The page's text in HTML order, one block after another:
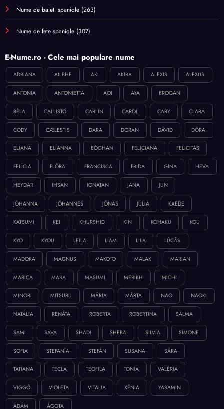
Nume de baieti spaniole (263)
Nume de fete spaniole (307)
E-Nume.ro - Cele mai populare nume
ADRIANA AILBHE AKI AKIRA ALEXIS ALEXUS
ANTONIA ANTONIETTA AOI AYA BROGAN
BÉLA CALLISTO CARLIN CAROL CARY CLARA
CODY CÆLESTIS DARA DORAN DÁVID DÓRA
ELIANA ELIANNA EÓGHAN FELICIANA FELICITÁS
FELÍCIA FLÓRA FRANCISCA FRIDA GINA HEVA
HEYDAR IHSAN IONATAN JANA JUN
JÓHANNA JÓHANNES JÓNAS JÚLIA KAEDE
KATSUMI KEI KHURSHID KIN KOHAKU KOU
KYO KYOU LEILA LIAM LILA LÚCÁS
MADOKA MAGNUS MAKOTO MALAK MARIAN
MARICA MASA MASUMI MERIKH MICHI
MINORI MITSURU MÁRIA MÁRTA NAO NAOKI
NATÁLIA RENÁTA ROBERTA ROBERTINA SALMA
SAMI SAVA SHADI SHEBA SILVIA SIMONE
SOFIA STEFANÍA STEFÁN SUSANA SÁRA
TATIANA TECLA TEOFILA TONIA VALÉRIA
VIGGÓ VIOLETA VITALIA XÉNIA YASAMIN
ÁDÁM ÁGOTA